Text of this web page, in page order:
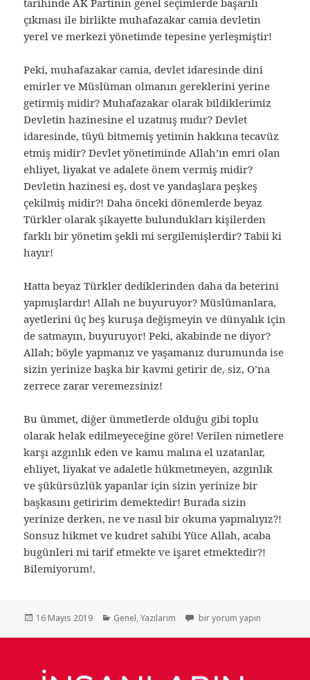
çıkması ile birlikte muhafazakar camia devletin
yerel ve merkezi yönetimde tepesine yerleşmiştir!
Peki, muhafazakar camia, devlet idaresinde dini
emirler ve Müslüman olmanın gereklerini yerine
getirmiş midir? Muhafazakar olarak bildiklerimiz
Devletin hazinesine el uzatmış mıdır? Devlet
idaresinde, tüyü bitmemiş yetimin hakkına tecavüz
etmiş midir? Devlet yönetiminde Allah’ın emri olan
ehliyet, liyakat ve adalete önem vermiş midir?
Devletin hazinesi eş, dost ve yandaşlara peşkeş
çekilmiş midir?! Daha önceki dönemlerde beyaz
Türkler olarak şikayette bulundukları kişilerden
farklı bir yönetim şekli mi sergilemişlerdir? Tabii ki
hayır!
Hatta beyaz Türkler dediklerinden daha da beterini
yapmışlardır! Allah ne buyuruyor? Müslümanlara,
ayetlerini üç beş kuruşa değişmeyin ve dünyalık için
de satmayın, buyuruyor! Peki, akabinde ne diyor?
Allah; böyle yapmanız ve yaşamanız durumunda ise
sizin yerinize başka bir kavmi getirir de, siz, O’na
zerrece zarar veremezsiniz!
Bu ümmet, diğer ümmetlerde olduğu gibi toplu
olarak helak edilmeyeceğine göre! Verilen nimetlere
karşı azgınlık eden ve kamu malına el uzatanlar,
ehliyet, liyakat ve adaletle hükmetmeyen, azgınlık
ve şükürsüzlük yapanlar için sizin yerinize bir
başkasını getiririm demektedir! Burada sizin
yerinize derken, ne ve nasıl bir okuma yapmalıyız?!
Sonsuz hikmet ve kudret sahibi Yüce Allah, acaba
bugünleri mi tarif etmekte ve işaret etmektedir?!
Bilemiyorum!.
16 Mayıs 2019 Genel,Yazılarım bir yorum yapın